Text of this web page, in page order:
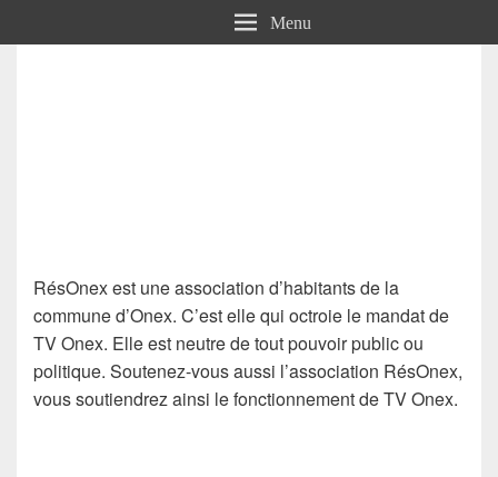
Menu
RésOnex est une association d’habitants de la
commune d’Onex. C’est elle qui octroie le mandat de
TV Onex. Elle est neutre de tout pouvoir public ou
politique. Soutenez-vous aussi l’association RésOnex,
vous soutiendrez ainsi le fonctionnement de TV Onex.